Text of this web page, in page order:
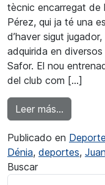
tècnic encarregat de
Pérez, qui ja té una
d’haver sigut
adquirida en
Safor. El nou
del club com […]
Leer más…
Publicado en
Dénia, deportes,
Buscar